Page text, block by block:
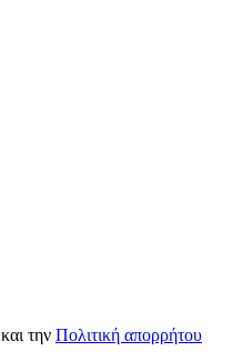
και την Πολιτική απορρήτου